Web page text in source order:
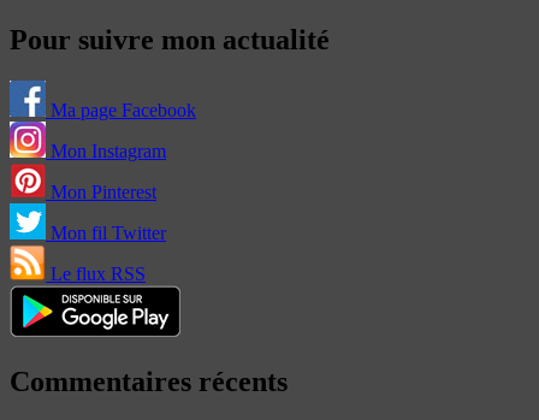
Pour suivre mon actualité
Ma page Facebook
Mon Instagram
Mon Pinterest
Mon fil Twitter
Le flux RSS
Commentaires récents